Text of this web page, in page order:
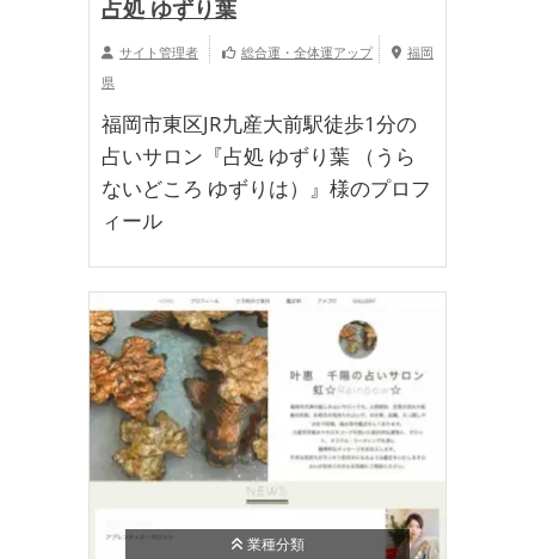
占処 ゆずり葉
サイト管理者 総合運・全体運アップ
福岡
県
福岡市東区JR九産大前駅徒歩1分の
占いサロン『占処 ゆずり葉 （うら
ないどころ ゆずりは）』様のプロフ
ィール
業種分類